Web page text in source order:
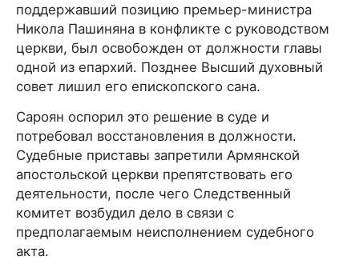
поддержавший позицию премьер-министра
Никола Пашиняна в конфликте с руководством
церкви, был освобожден от должности главы
одной из епархий. Позднее Высший духовный
совет лишил его епископского сана.
Сароян оспорил это решение в суде и
потребовал восстановления в должности.
Судебные приставы запретили Армянской
апостольской церкви препятствовать его
деятельности, после чего Следственный
комитет возбудил дело в связи с
предполагаемым неисполнением судебного
акта.